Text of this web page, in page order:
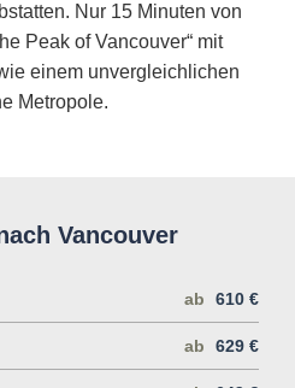
Nur 15 Minuten von
Peak of Vancouver“ mit
einem unvergleichlichen
Metropole.
Vancouver
ab 610 €
ab 629 €